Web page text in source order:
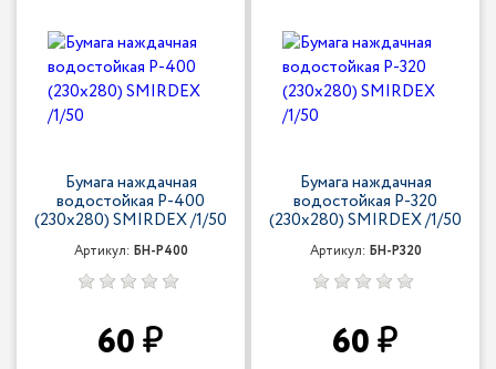
Бумага наждачная
водостойкая P-400
(230х280) SMIRDEX /1/50
Артикул: БН-P400
60
Бумага наждачная
водостойкая P-320
(230х280) SMIRDEX /1/50
Артикул: БН-P320
60